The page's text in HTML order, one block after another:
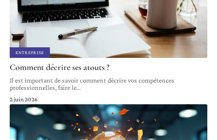
ENTREPRISE
Comment décrire ses atouts ?
Il est important de savoir comment décrire vos compétences
professionnelles, faire le…
2 juin 2026